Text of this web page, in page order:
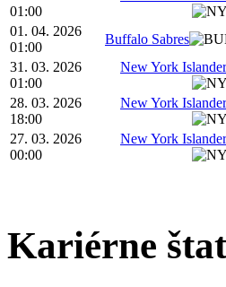
01:00
01. 04. 2026
01:00
Buffalo Sabres
31. 03. 2026
01:00
New York
28. 03. 2026
18:00
New York
27. 03. 2026
00:00
New York
Kariérne